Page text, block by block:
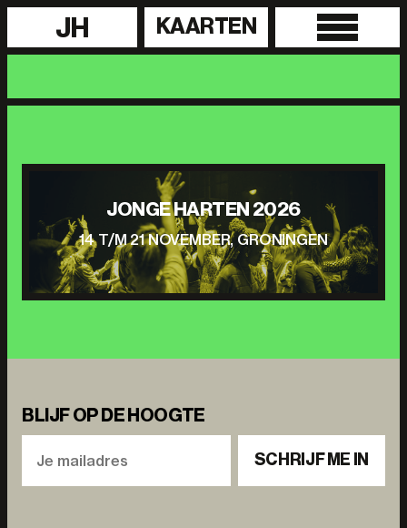
JH KAARTEN
JONGE HARTEN 2026
14 T/M 21 NOVEMBER, GRONINGEN
BLIJF OP DE HOOGTE
SCHRIJF ME IN